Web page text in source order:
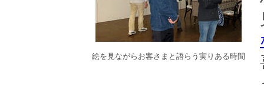
絵を見ながらお客さまと語らう実りある時間